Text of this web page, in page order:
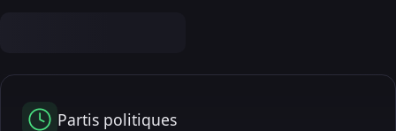
Partis politiques